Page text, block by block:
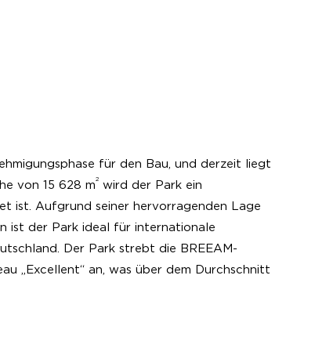
für den Bau, und derzeit liegt
von 15 628 m2
wird der Park ein
ist. Aufgrund seiner hervorragenden Lage
ist der Park ideal für internationale
Der Park strebt die BREEAM-
„Excellent“ an, was über dem Durchschnitt